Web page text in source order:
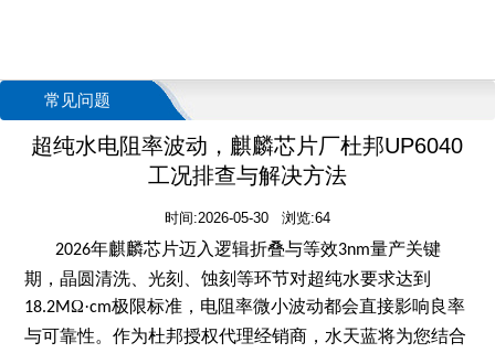
常见问题
超纯水电阻率波动，麒麟芯片厂杜邦UP6040
工况排查与解决方法
时间:2026-05-30 浏览:64
2026年麒麟芯片迈入逻辑折叠与等效3nm量产关键
期，晶圆清洗、光刻、蚀刻等环节对超纯水要求达到
18.2MΩ·cm极限标准，电阻率微小波动都会直接影响良率
与可靠性。作为杜邦授权代理经销商，水天蓝将为您结合